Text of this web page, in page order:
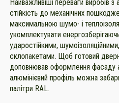
Найважливіші переваги виробів з
стійкість до механічних
максимальною шумо- і
укомплектувати
ударостійкими,
склопакетами. Щоб готовий
доповнював оформлення фасаду
алюмінієвий профіль можна
палітри RAL.